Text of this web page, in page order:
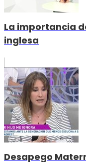
La importancia
inglesa
Desapego